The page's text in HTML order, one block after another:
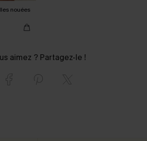
nouées
aimez ? Partagez-le !